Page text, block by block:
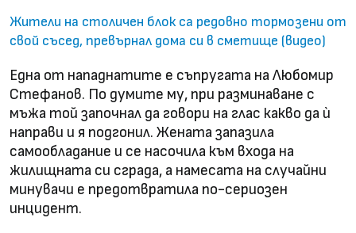
Жители на столичен блок са редовно тормозени от
свой съсед, превърнал дома си в сметище (видео)
Една от нападнатите е съпругата на Любомир
Стефанов. По думите му, при разминаване с
мъжа той започнал да говори на глас какво да ѝ
направи и я подгонил. Жената запазила
самообладание и се насочила към входа на
жилищната си сграда, а намесата на случайни
минувачи е предотвратила по-сериозен
инцидент.